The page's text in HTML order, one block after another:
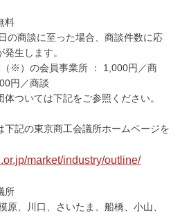
料
った場合、商談件数に応
生します。
※）の会員事業所 ： 1,000円／商
円／商談
記をご参照ください。
記の東京商工会議所ホームページを
market/industry/outline/
所
さいたま、船橋、小山、